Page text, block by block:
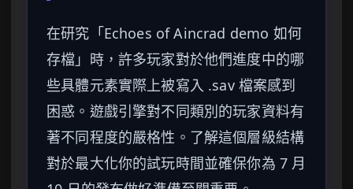
在研究「Echoes of Aincrad demo 如何
存檔」時，許多玩家對於他們進度中的哪
些具體元素實際上被寫入 .sav 檔案感到
困惑。遊戲引擎對不同類別的玩家資料有
著不同程度的嚴格性。了解這個層級結構
對於最大化你的試玩時間並確保你為 7 月